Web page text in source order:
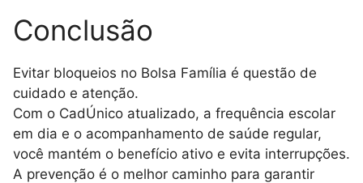
Conclusão
Evitar bloqueios no Bolsa Família é questão de
cuidado e atenção.
Com o CadÚnico atualizado, a frequência escolar
em dia e o acompanhamento de saúde regular,
você mantém o benefício ativo e evita interrupções.
A prevenção é o melhor caminho para garantir